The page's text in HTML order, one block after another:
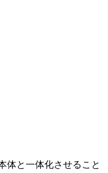
体と一体化させること